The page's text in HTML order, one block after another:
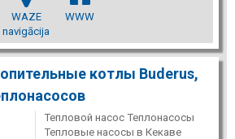
WAZE
navigācija
WWW
котлы Buderus,
Тепловой насос Теплонасосы
Тепловые насосы в Кекаве